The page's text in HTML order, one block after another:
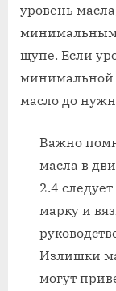
уровень
минимальным
щупе. Если
минимальной
масло до
Важно
масла в
2.4
марку и
Излишки
могут